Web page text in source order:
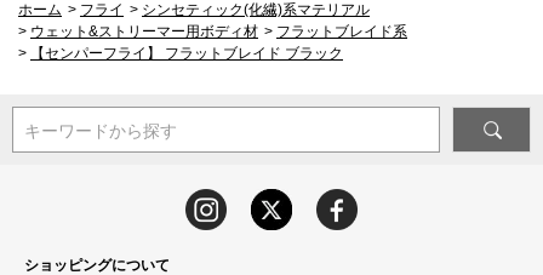
ホーム > フライ > シンセティック(化繊)系マテリアル
> ウェット&ストリーマー用ボディ材 > フラットブレイド系
>
【センパーフライ】 フラットブレイド ブラック
キーワードから探す
ショッピングについて